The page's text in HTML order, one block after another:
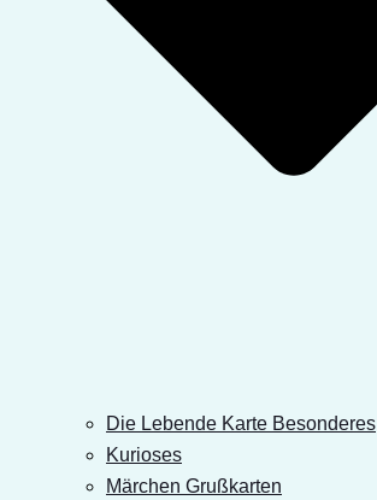
Die Lebende Karte Besonderes
Kurioses
Märchen Grußkarten